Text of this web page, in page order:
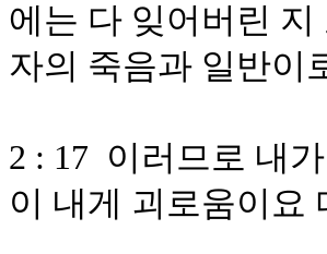
에는 다 잊어버린
자의 죽음과 일반이
2 : 17 이러므로 내
이 내게 괴로움이요